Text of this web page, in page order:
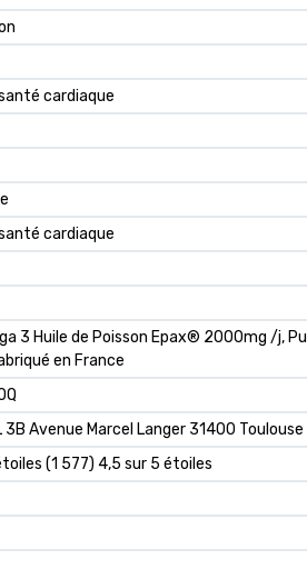
cardiaque
cardiaque
3 Huile de Poisson Epax® 2000mg /j,
en France
3B Avenue Marcel Langer 31400 Toulouse
(1 577) 4,5 sur 5 étoiles